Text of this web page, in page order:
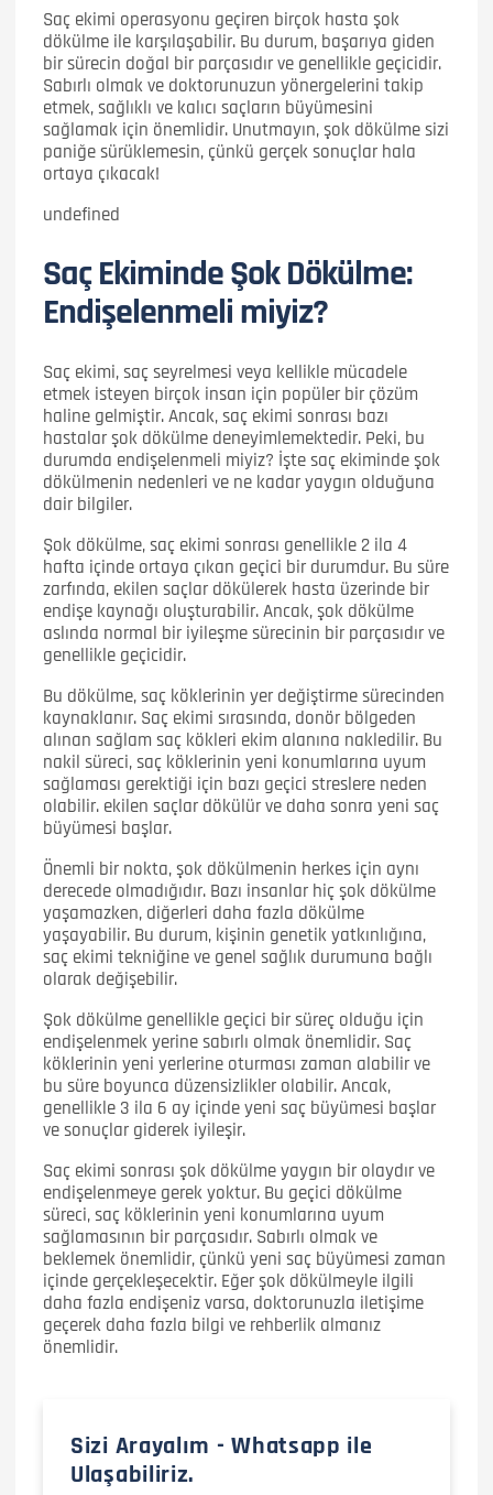
Saç ekimi operasyonu geçiren birçok hasta şok
dökülme ile karşılaşabilir. Bu durum, başarıya giden
bir sürecin doğal bir parçasıdır ve genellikle geçicidir.
Sabırlı olmak ve doktorunuzun yönergelerini takip
etmek, sağlıklı ve kalıcı saçların büyümesini
sağlamak için önemlidir. Unutmayın, şok dökülme sizi
paniğe sürüklemesin, çünkü gerçek sonuçlar hala
ortaya çıkacak!
undefined
Saç Ekiminde Şok Dökülme:
Endişelenmeli miyiz?
Saç ekimi, saç seyrelmesi veya kellikle mücadele
etmek isteyen birçok insan için popüler bir çözüm
haline gelmiştir. Ancak, saç ekimi sonrası bazı
hastalar şok dökülme deneyimlemektedir. Peki, bu
durumda endişelenmeli miyiz? İşte saç ekiminde şok
dökülmenin nedenleri ve ne kadar yaygın olduğuna
dair bilgiler.
Şok dökülme, saç ekimi sonrası genellikle 2 ila 4
hafta içinde ortaya çıkan geçici bir durumdur. Bu süre
zarfında, ekilen saçlar dökülerek hasta üzerinde bir
endişe kaynağı oluşturabilir. Ancak, şok dökülme
aslında normal bir iyileşme sürecinin bir parçasıdır ve
genellikle geçicidir.
Bu dökülme, saç köklerinin yer değiştirme sürecinden
kaynaklanır. Saç ekimi sırasında, donör bölgeden
alınan sağlam saç kökleri ekim alanına nakledilir. Bu
nakil süreci, saç köklerinin yeni konumlarına uyum
sağlaması gerektiği için bazı geçici streslere neden
olabilir. ekilen saçlar dökülür ve daha sonra yeni saç
büyümesi başlar.
Önemli bir nokta, şok dökülmenin herkes için aynı
derecede olmadığıdır. Bazı insanlar hiç şok dökülme
yaşamazken, diğerleri daha fazla dökülme
yaşayabilir. Bu durum, kişinin genetik yatkınlığına,
saç ekimi tekniğine ve genel sağlık durumuna bağlı
olarak değişebilir.
Şok dökülme genellikle geçici bir süreç olduğu için
endişelenmek yerine sabırlı olmak önemlidir. Saç
köklerinin yeni yerlerine oturması zaman alabilir ve
bu süre boyunca düzensizlikler olabilir. Ancak,
genellikle 3 ila 6 ay içinde yeni saç büyümesi başlar
ve sonuçlar giderek iyileşir.
Saç ekimi sonrası şok dökülme yaygın bir olaydır ve
endişelenmeye gerek yoktur. Bu geçici dökülme
süreci, saç köklerinin yeni konumlarına uyum
sağlamasının bir parçasıdır. Sabırlı olmak ve
beklemek önemlidir, çünkü yeni saç büyümesi zaman
içinde gerçekleşecektir. Eğer şok dökülmeyle ilgili
daha fazla endişeniz varsa, doktorunuzla iletişime
geçerek daha fazla bilgi ve rehberlik almanız
önemlidir.
Sizi Arayalım - Whatsapp ile
Ulaşabiliriz.